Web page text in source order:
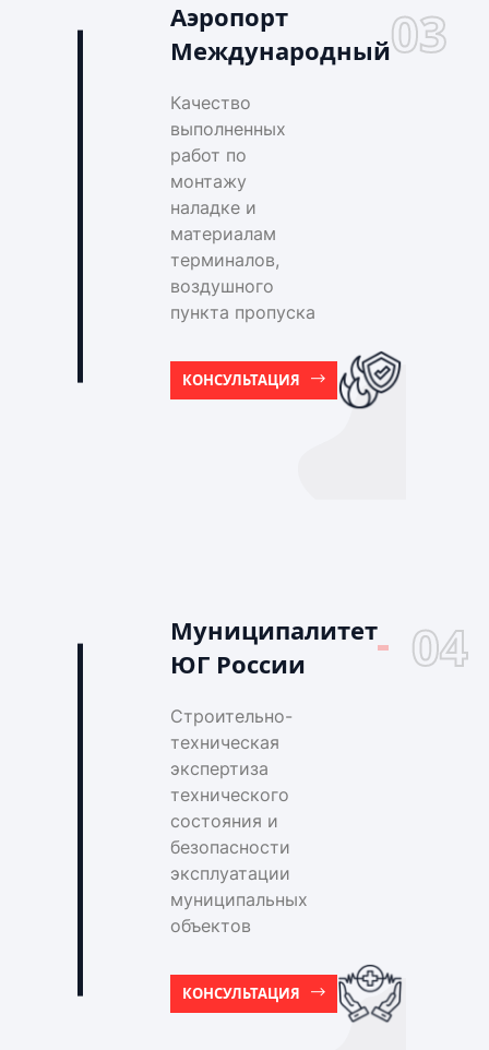
Аэропорт
Международный03
Качество
выполненных
работ по
монтажу
наладке и
материалам
терминалов,
воздушного
пункта пропуска
КОНСУЛЬТАЦИЯ
Муниципалитет
ЮГ России
04
Строительно-
техническая
экспертиза
технического
состояния и
безопасности
эксплуатации
муниципальных
объектов
КОНСУЛЬТАЦИЯ